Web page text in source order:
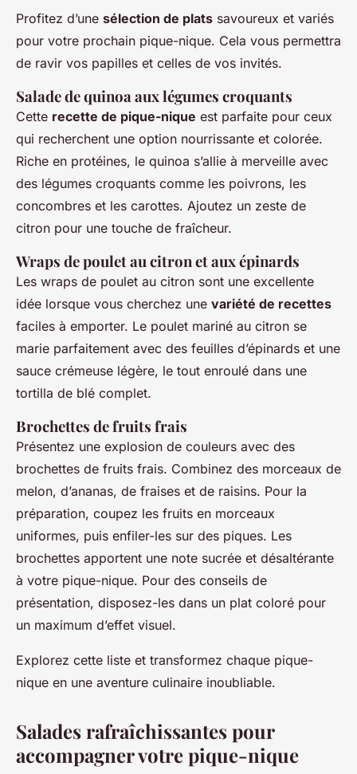
Profitez d’une sélection de plats savoureux et variés
pour votre prochain pique-nique. Cela vous permettra
de ravir vos papilles et celles de vos invités.
Salade de quinoa aux légumes croquants
Cette recette de pique-nique est parfaite pour ceux
qui recherchent une option nourrissante et colorée.
Riche en protéines, le quinoa s’allie à merveille avec
des légumes croquants comme les poivrons, les
concombres et les carottes. Ajoutez un zeste de
citron pour une touche de fraîcheur.
Wraps de poulet au citron et aux épinards
Les wraps de poulet au citron sont une excellente
idée lorsque vous cherchez une variété de recettes
faciles à emporter. Le poulet mariné au citron se
marie parfaitement avec des feuilles d’épinards et une
sauce crémeuse légère, le tout enroulé dans une
tortilla de blé complet.
Brochettes de fruits frais
Présentez une explosion de couleurs avec des
brochettes de fruits frais. Combinez des morceaux de
melon, d’ananas, de fraises et de raisins. Pour la
préparation, coupez les fruits en morceaux
uniformes, puis enfiler-les sur des piques. Les
brochettes apportent une note sucrée et désaltérante
à votre pique-nique. Pour des conseils de
présentation, disposez-les dans un plat coloré pour
un maximum d’effet visuel.
Explorez cette liste et transformez chaque pique-
nique en une aventure culinaire inoubliable.
Salades rafraîchissantes pour
accompagner votre pique-nique